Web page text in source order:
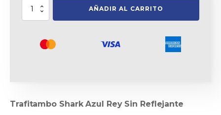
Trafitambo
AÑADIR AL CARRITO
Trafitambo Shark Azul Rey Sin Reflejante